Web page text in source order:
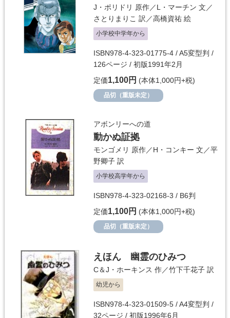
J・ポリドリ 原作／L・マーチン 文／
さとりまりこ 訳／高橋資祐 絵
小学校中学年から
ISBN978-4-323-01775-4 / A5変型判 /
126ページ / 初版1991年2月
定価1,100円 (本体1,000円+税)
品切（重版未定）
アボンリーへの道
動かぬ証拠
モンゴメリ 原作／H・コンキー 文／平
野卿子 訳
小学校高学年から
ISBN978-4-323-02168-3 / B6判
定価1,100円 (本体1,000円+税)
品切（重版未定）
えほん 幽霊のひみつ
C＆J・ホーキンス 作／竹下千花子 訳
幼児から
ISBN978-4-323-01509-5 / A4変型判 /
32ページ / 初版1996年6月